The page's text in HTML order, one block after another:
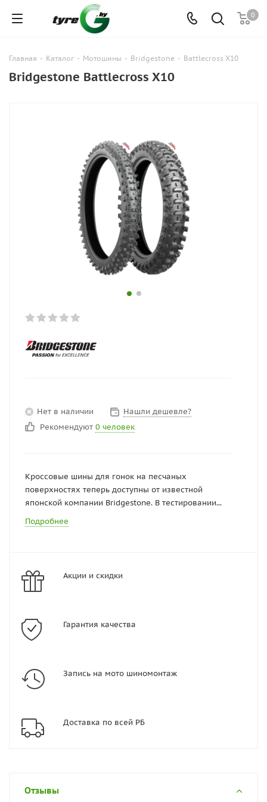
0
Главная - Каталог - Мотошины - Bridgestone - Battlecross X10
Bridgestone Battlecross X10
Нет в наличии
Нашли дешевле?
Рекомендуют 0 человек
Кроссовые шины для гонок на песчаных
поверхностях теперь доступны от известной
японской компании Bridgestone. В тестировании...
Подробнее
Акции и скидки
Гарантия качества
Запись на мото шиномонтаж
Доставка по всей РБ
Отзывы